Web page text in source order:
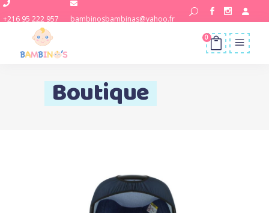
+216 95 222 957 bambinosbambinas@yahoo.fr
0
Boutique